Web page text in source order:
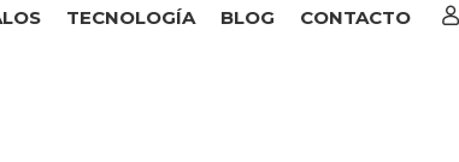
TECNOLOGÍA BLOG CONTACTO